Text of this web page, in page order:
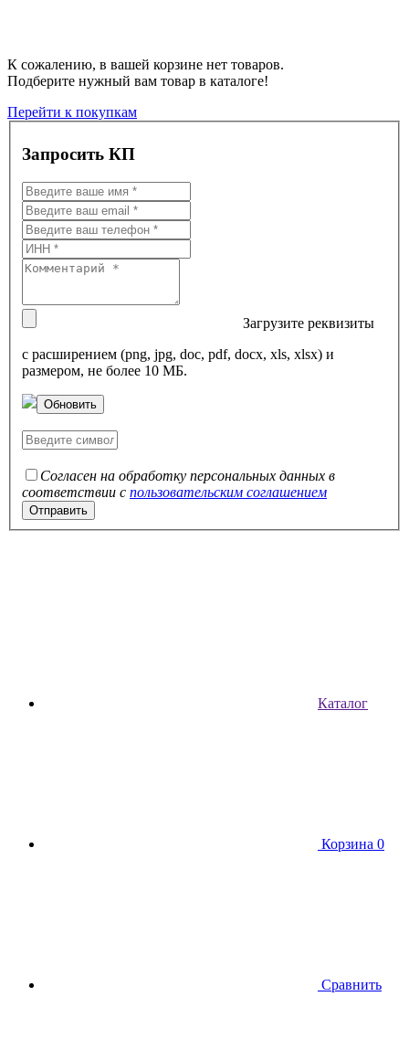
К сожалению, в вашей корзине нет товаров.
Подберите нужный вам товар в каталоге!
Перейти к покупкам
Запросить КП
Загрузите реквизиты
с расширением (png, jpg, doc, pdf, docx, xls, xlsx) и
размером, не более 10 МБ.
Обновить
Согласен на обработку персональных данных в
соответствии с пользовательским соглашением
Каталог
Корзина 0
Сравнить